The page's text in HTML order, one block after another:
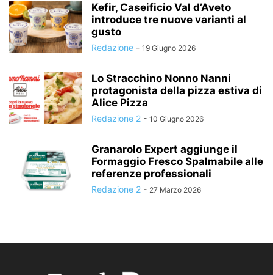
Kefir, Caseificio Val d’Aveto
introduce tre nuove varianti al
gusto
Redazione - 19 Giugno 2026
Lo Stracchino Nonno Nanni
protagonista della pizza estiva di
Alice Pizza
Redazione 2 - 10 Giugno 2026
Granarolo Expert aggiunge il
Formaggio Fresco Spalmabile alle
referenze professionali
Redazione 2 - 27 Marzo 2026